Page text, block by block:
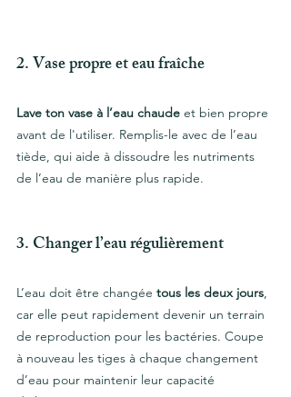
2. Vase propre et eau fraîche
Lave ton vase à l’eau chaude et bien propre
avant de l'utiliser. Remplis-le avec de l’eau
tiède, qui aide à dissoudre les nutriments
de l’eau de manière plus rapide.
3. Changer l’eau régulièrement
L’eau doit être changée tous les deux jours,
car elle peut rapidement devenir un terrain
de reproduction pour les bactéries. Coupe
à nouveau les tiges à chaque changement
d’eau pour maintenir leur capacité